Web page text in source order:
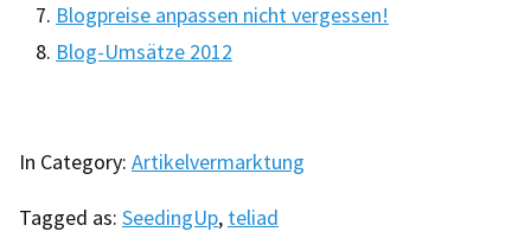
Blogpreise anpassen nicht vergessen!
Blog-Umsätze 2012
In Category: Artikelvermarktung
Tagged as: SeedingUp, teliad